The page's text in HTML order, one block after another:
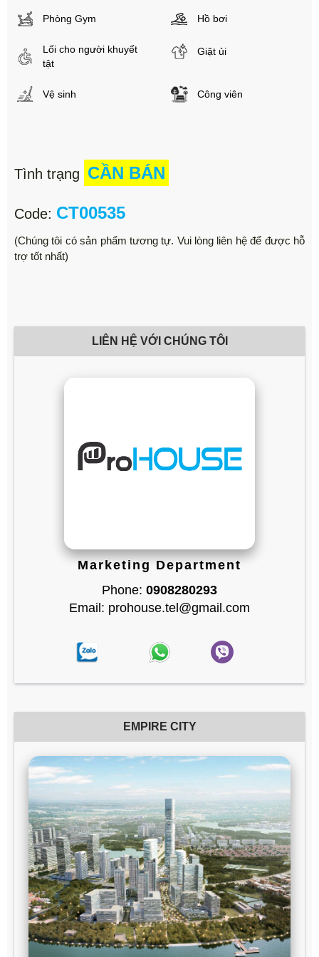
Phòng Gym Hồ bơi
Lối cho người khuyết
tật
Giặt ủi
Vệ sinh Công viên
Tình trạng CẦN BÁN
Code: CT00535
(Chúng tôi có sản phẩm tương tự. Vui lòng liên hệ để được hỗ
trợ tốt nhất)
LIÊN HỆ VỚI CHÚNG TÔI
Marketing Department
Phone: 0908280293
Email: prohouse.tel@gmail.com
EMPIRE CITY